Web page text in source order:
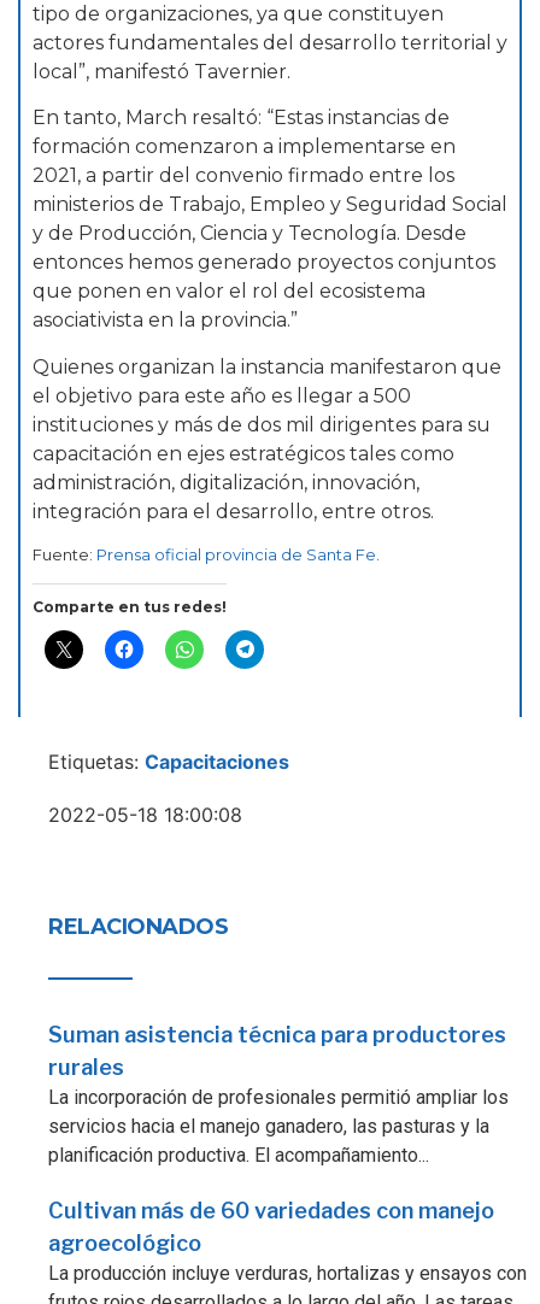
tipo de organizaciones, ya que constituyen
actores fundamentales del desarrollo territorial y
local”, manifestó Tavernier.
En tanto, March resaltó: “Estas instancias de
formación comenzaron a implementarse en
2021, a partir del convenio firmado entre los
ministerios de Trabajo, Empleo y Seguridad Social
y de Producción, Ciencia y Tecnología. Desde
entonces hemos generado proyectos conjuntos
que ponen en valor el rol del ecosistema
asociativista en la provincia.”
Quienes organizan la instancia manifestaron que
el objetivo para este año es llegar a 500
instituciones y más de dos mil dirigentes para su
capacitación en ejes estratégicos tales como
administración, digitalización, innovación,
integración para el desarrollo, entre otros.
Fuente: Prensa oficial provincia de Santa Fe
Comparte en tus redes!
Etiquetas: Capacitaciones
2022-05-18 18:00:08
RELACIONADOS
Suman asistencia técnica para productores
rurales
La incorporación de profesionales permitió ampliar los
servicios hacia el manejo ganadero, las pasturas y la
planificación productiva. El acompañamiento...
Cultivan más de 60 variedades con manejo
agroecológico
La producción incluye verduras, hortalizas y ensayos con